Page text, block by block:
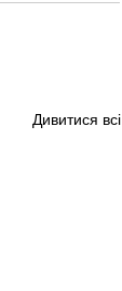
Дивитися всі